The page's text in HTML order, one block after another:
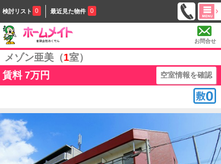
検討リスト 0 最近見た物件 0
お問合せ
メゾン亜美（1室）
賃料 7万円 空室情報を確認